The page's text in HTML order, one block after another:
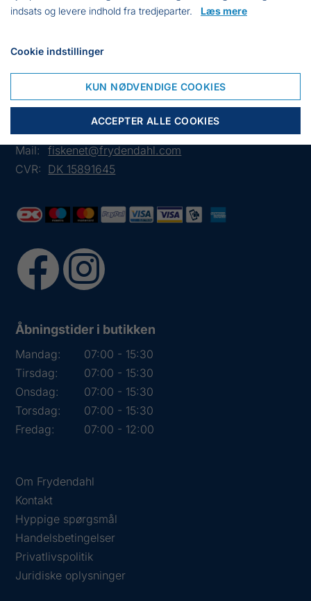
Tlf.:
+45 97 31 13 11
Mail:
fiskenet@frydendahl.com
CVR: DK 15891645
Åbningstider i butikken
Mandag:
07:00 - 15:30
Tirsdag:
07:00 - 15:30
Onsdag:
07:00 - 15:30
Torsdag:
07:00 - 15:30
Fredag:
07:00 - 12:00
Om Frydendahl
Kontakt
Hyppige spørgsmål
Handelsbetingelser
Privatlivspolitik
Juridiske oplysninger
indsats og levere indhold fra tredjeparter. Læs mere
Cookie indstillinger
KUN NØDVENDIGE COOKIES
ACCEPTER ALLE COOKIES